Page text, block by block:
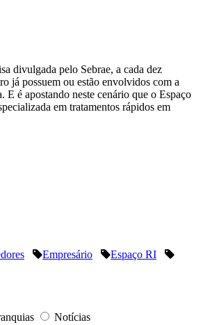
divulgada pelo Sebrae, a cada dez
já possuem ou estão envolvidos com a
E é apostando neste cenário que o Espaço
em tratamentos rápidos em
Empresário
Espaço RI
Notícias